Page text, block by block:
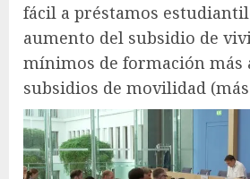
fácil a préstamos
aumento del subsidio de
mínimos de formación más
subsidios de movilidad